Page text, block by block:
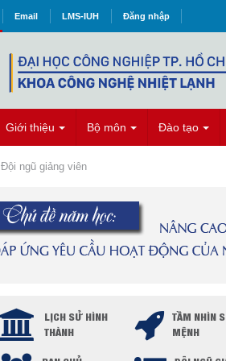
Email LMS-IUH Đăng nhập
Giới thiệu Bộ môn Đào tạo
Đội ngũ giảng viên
LỊCH SỬ HÌNH
THÀNH
TẦM NHÌN
MỆNH